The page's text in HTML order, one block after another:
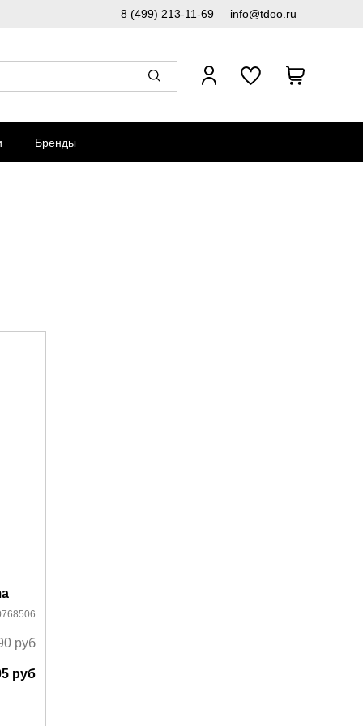
8 (499) 213-11-69 info@tdoo.ru
Бренды
руб
руб